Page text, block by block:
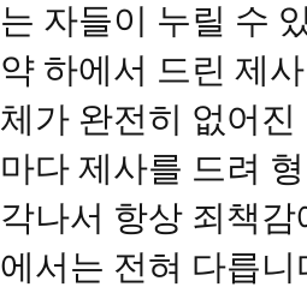
는 자들이 누릴 수
약 하에서 드린 제
체가 완전히 없어
마다 제사를 드려
각나서 항상 죄책
에서는 전혀 다릅